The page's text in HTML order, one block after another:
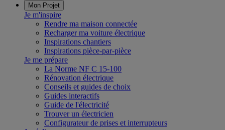
Mon Projet
Je m'inspire
Rendre ma maison connectée
Recharger ma voiture électrique
Inspirations chantiers
Inspirations pièce-par-pièce
Je me prépare
La Norme NF C 15-100
Rénovation électrique
Conseils et guides de choix
Guides interactifs
Guide de l'électricité
Trouver un électricien
Configurateur de prises et interrupteurs